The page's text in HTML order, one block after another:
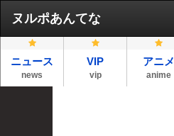
ヌルポあんてな
ニュース
news
VIP
vip
アニメ
anime